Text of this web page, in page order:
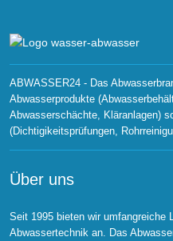
ABWASSER24 - Das
Abwasserprodukte
Abwasserschächte, Kläranlagen)
(Dichtigikeitsprüfungen,
Über uns
Seit 1995 bieten wir umfangreiche
Abwassertechnik an. Das